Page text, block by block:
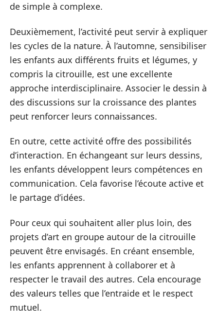
de simple à complexe.
Deuxièmement, l’activité peut servir à expliquer
les cycles de la nature. À l’automne, sensibiliser
les enfants aux différents fruits et légumes, y
compris la citrouille, est une excellente
approche interdisciplinaire. Associer le dessin à
des discussions sur la croissance des plantes
peut renforcer leurs connaissances.
En outre, cette activité offre des possibilités
d’interaction. En échangeant sur leurs dessins,
les enfants développent leurs compétences en
communication. Cela favorise l’écoute active et
le partage d’idées.
Pour ceux qui souhaitent aller plus loin, des
projets d’art en groupe autour de la citrouille
peuvent être envisagés. En créant ensemble,
les enfants apprennent à collaborer et à
respecter le travail des autres. Cela encourage
des valeurs telles que l’entraide et le respect
mutuel.